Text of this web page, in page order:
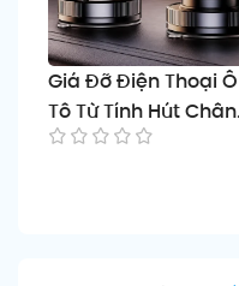
Giá Đỡ Điện Thoại Ô
Tô Từ Tính Hút Chân
Không